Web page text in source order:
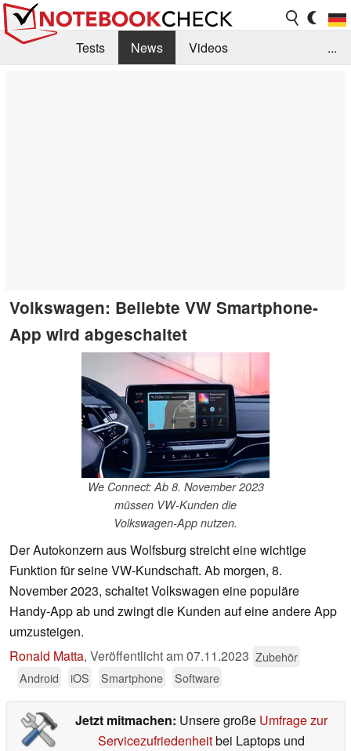
Tests News
Videos
...
Volkswagen: Beliebte VW Smartphone-
App wird abgeschaltet
We Connect: Ab 8. November 2023
müssen VW-Kunden die
Volkswagen-App nutzen.
Der Autokonzern aus Wolfsburg streicht eine wichtige
Funktion für seine VW-Kundschaft. Ab morgen, 8.
November 2023, schaltet Volkswagen eine populäre
Handy-App ab und zwingt die Kunden auf eine andere App
umzusteigen.
Ronald Matta, Veröffentlicht am07.11.2023 Zubehör
Android
iOS Smartphone Software
Jetzt mitmachen: Unsere große Umfrage zur
Servicezufriedenheitbei Laptops und